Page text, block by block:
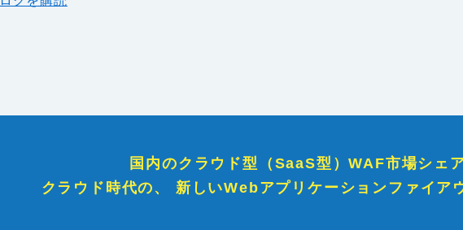
国内のクラウド型（SaaS型）WAF市場シェ
クラウド時代の、
新しいWebアプリケーションファイ